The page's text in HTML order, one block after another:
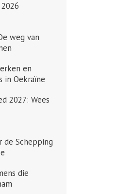
weg van
en
in Oekraïne
2027: Wees
de Schepping
die